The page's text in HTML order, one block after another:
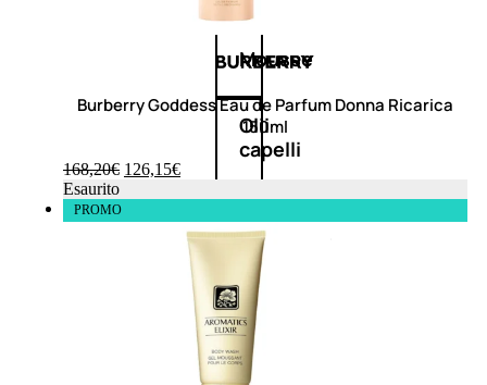
Mousse
Olii
capelli
Maschere
Lozioni
Fiale
Burberry Goddess Eau de Parfum Donna Ricarica
150ml
168,20€ 126,15€
Esaurito
PROMO